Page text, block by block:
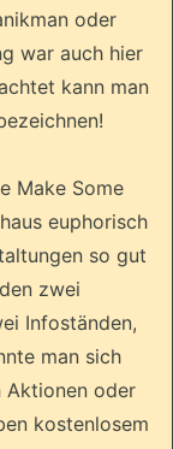
oder
war auch hier
kann man
Make Some
euphorisch
so gut
zwei
Infoständen,
man sich
Aktionen oder
kostenlosem